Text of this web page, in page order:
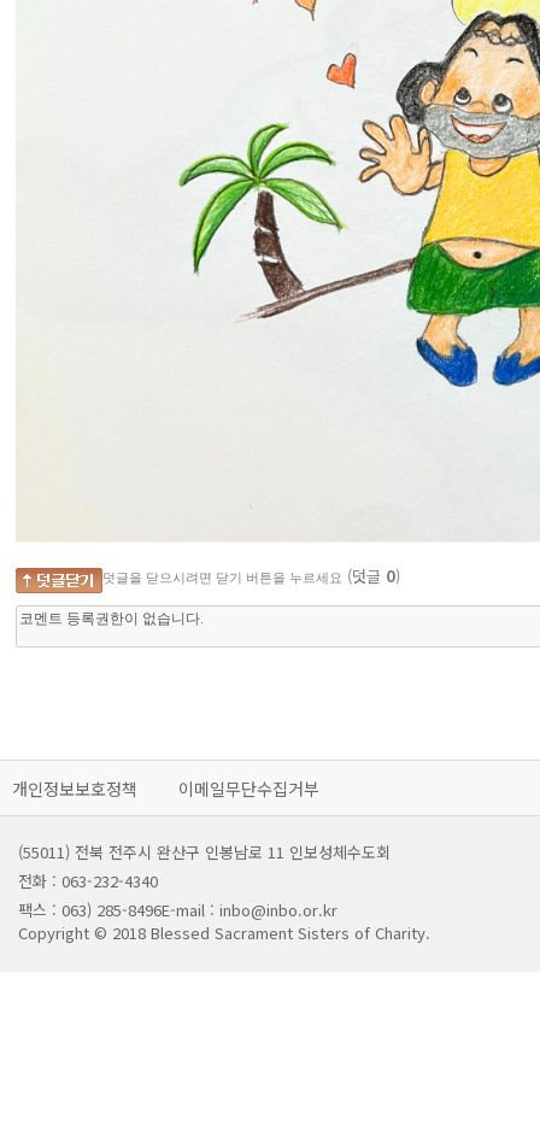
덧글을 닫으시려면 닫기 버튼을 누르세요 (덧글 0)
개인정보보호정책 이메일무단수집거부
(55011) 전북 전주시 완산구 인봉남로 11 인보성체수도회
전화 : 063-232-4340
팩스 : 063) 285-8496E-mail : inbo@inbo.or.kr
Copyright © 2018 Blessed Sacrament Sisters of Charity.